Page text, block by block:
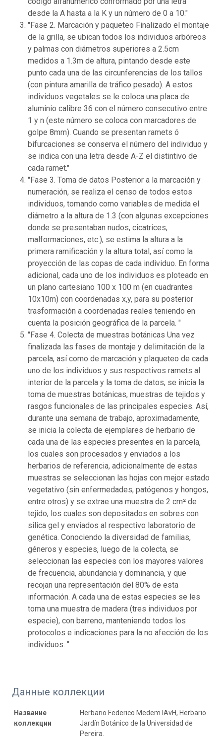
desde la A hasta a la K y un número de 0 a 10."
"Fase 2. Marcación y paqueteo Finalizado el montaje
de la grilla, se ubican todos los individuos arbóreos
y palmas con diámetros superiores a 2.5cm
medidos a 1.3m de altura, pintando desde este
punto cada una de las circunferencias de los tallos
(con pintura amarilla de tráfico pesado). A estos
individuos vegetales se le coloca una placa de
aluminio calibre 36 con el número consecutivo entre
1 y n (este número se coloca con marcadores de
golpe 8mm). Cuando se presentan ramets ó
bifurcaciones se conserva el número del individuo y
se indica con una letra desde A-Z el distintivo de
cada ramet."
"Fase 3. Toma de datos Posterior a la marcación y
numeración, se realiza el censo de todos estos
individuos, tomando como variables de medida el
diámetro a la altura de 1.3 (con algunas excepciones
donde se presentaban nudos, cicatrices,
malformaciones, etc.), se estima la altura a la
primera ramificación y la altura total, así como la
proyección de las copas de cada individuo. En forma
adicional, cada uno de los individuos es ploteado en
un plano cartesiano 100 x 100 m (en cuadrantes
10x10m) con coordenadas x,y, para su posterior
trasformación a coordenadas reales teniendo en
cuenta la posición geográfica de la parcela. "
"Fase 4. Colecta de muestras botánicas Una vez
finalizada las fases de montaje y delimitación de la
parcela, así como de marcación y plaqueteo de cada
uno de los individuos y sus respectivos ramets al
interior de la parcela y la toma de datos, se inicia la
toma de muestras botánicas, muestras de tejidos y
rasgos funcionales de las principales especies. Así,
durante una semana de trabajo, aproximadamente,
se inicia la colecta de ejemplares de herbario de
cada una de las especies presentes en la parcela,
los cuales son procesados y enviados a los
herbarios de referencia, adicionalmente de estas
muestras se seleccionan las hojas con mejor estado
vegetativo (sin enfermedades, patógenos y hongos,
entre otros) y se extrae una muestra de 2 cm² de
tejido, los cuales son depositados en sobres con
silica gel y enviados al respectivo laboratorio de
genética. Conociendo la diversidad de familias,
géneros y especies, luego de la colecta, se
seleccionan las especies con los mayores valores
de frecuencia, abundancia y dominancia, y que
recojan una representación del 80% de esta
información. A cada una de estas especies se les
toma una muestra de madera (tres individuos por
especie), con barreno, manteniendo todos los
protocolos e indicaciones para la no afección de los
individuos. "
Данные коллекции
Название
коллекции
Herbario Federico Medem IAvH, Herbario
Jardín Botánico de la Universidad de
Pereira.